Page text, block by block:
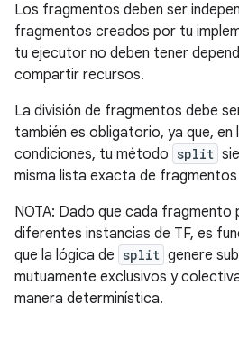
Los fragmentos deben ser
fragmentos creados por tu
tu ejecutor no deben tener
compartir recursos.
La división de fragmentos debe
también es obligatorio, ya que, en
condiciones, tu método split
misma lista exacta de fragmentos
NOTA: Dado que cada fragmento
diferentes instancias de TF, es
que la lógica de split genere
mutuamente exclusivos y
manera determinística.